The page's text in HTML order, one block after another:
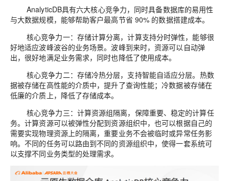
AnalyticDB具有六大核心竞争力，同时具备数据库的易用性
与大数据规模，能够帮助客户最高节省 90% 的数据搭建成本。
核心竞争力一： 存储计算分离，计算支持分时弹性，能够很
好地适应波峰波谷的业务场景。波峰到来时，资源可以自动弹
出，很好地满足业务需求，同时也降低了使用成本。
核心竞争力二：存储冷热分层， 支持智能自适应分层。热数
据被存储在高性能的介质中，提升了查询性能；冷数据被存储在
低廉的介质上，降低了存储成本。
核心竞争力三：计算资源组隔离，保障重要、稳定的计算任
务。计算资源可以被弹性分配到资源组织中，也可以根据自己的
需要实现物理资源上的隔离，重要业务不会被临时或异常任务影
响。不同的任务可以路由到不同的资源组织中，使得一套系统可
以支撑不同业务类型的处理需求。